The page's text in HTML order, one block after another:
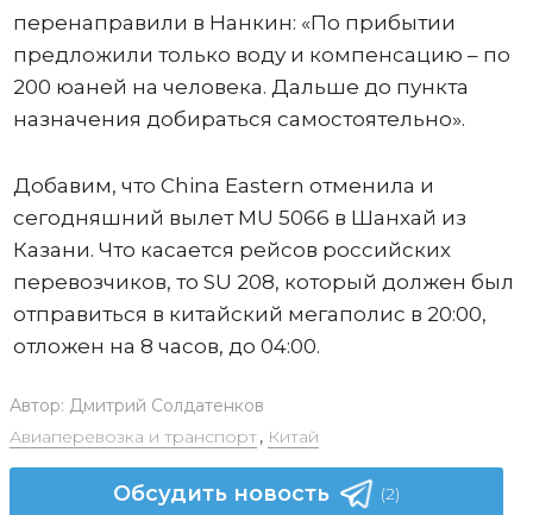
перенаправили в Нанкин: «По прибытии
предложили только воду и компенсацию – по
200 юаней на человека. Дальше до пункта
назначения добираться самостоятельно».
Добавим, что China Eastern отменила и
сегодняшний вылет MU 5066 в Шанхай из
Казани. Что касается рейсов российских
перевозчиков, то SU 208, который должен был
отправиться в китайский мегаполис в 20:00,
отложен на 8 часов, до 04:00.
Автор: Дмитрий Солдатенков
Авиаперевозка и транспорт, Китай
Обсудить новость (2)